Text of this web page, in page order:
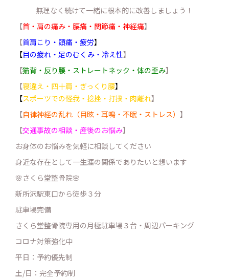
無理なく続けて一緒に根本的に改善しましょう！
【首・肩の痛み・腰痛・関節痛・神経痛】
【首肩こり・頭痛・疲労】
【目の疲れ・足のむくみ・冷え性】
【猫背・反り腰・ストレートネック・体の歪み】
【寝違え・四十肩・ぎっくり腰】
【スポーツでの怪我・捻挫・打撲・肉離れ】
【自律神経の乱れ（目眩・耳鳴・不眠・ストレス） 】
【交通事故の相談・産後のお悩み】
お身体のお悩みを気軽に相談してください
身近な存在として一生涯の関係でありたいと想います
🌸さくら堂整骨院🌸
新所沢駅東口から徒歩３分
駐車場完備
さくら堂整骨院専用の月極駐車場３台・周辺パーキング
コロナ対策強化中
平日：予約優先制
土/日：完全予約制